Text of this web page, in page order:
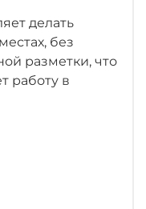
делать
без
разметки, что
работу в